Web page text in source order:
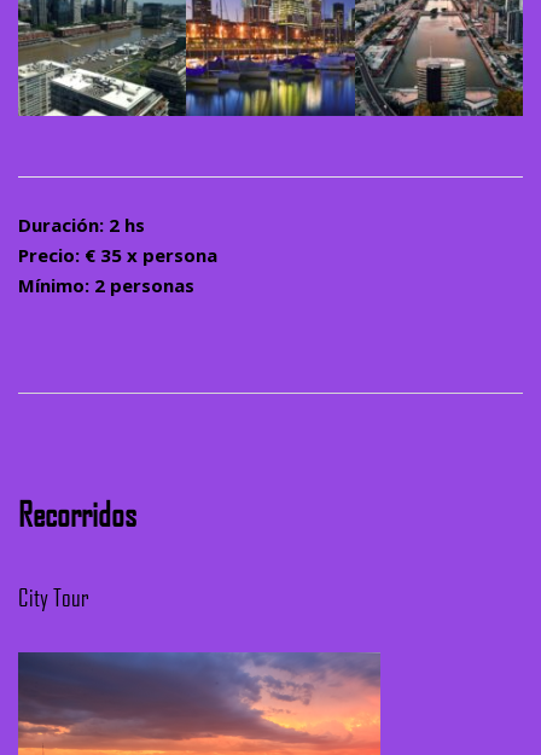
Duración: 2 hs
Precio: € 35 x persona
Mínimo: 2 personas
Recorridos
City Tour